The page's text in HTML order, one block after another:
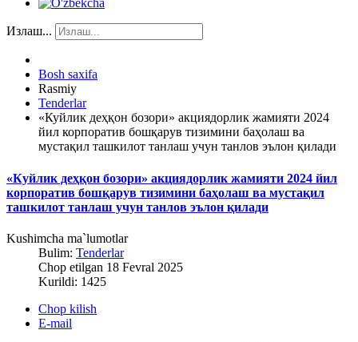
Излаш...
Bosh saxifa
Rasmiy
Tenderlar
«Куйлик деҳқон бозори» акциядорлик жамияти 2024
йил корпоратив бошқарув тизимини баҳолаш ва
мустақил ташкилот танлаш учун танлов эълон қилади
«Куйлик деҳқон бозори» акциядорлик жамияти 2024 йил
корпоратив бошқарув тизимини баҳолаш ва мустақил
ташкилот танлаш учун танлов эълон қилади
Kushimcha ma`lumotlar
Bulim: Tenderlar
Chop etilgan 18 Fevral 2025
Kurildi: 1425
Chop kilish
E-mail